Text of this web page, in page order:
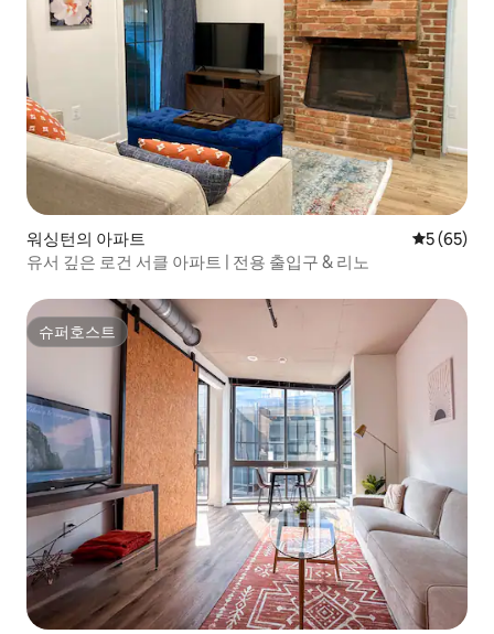
워싱턴의 아파트 평점 5점(5
5 (65)
유서 깊은 로건 서클 아파트 | 전용 출입구 & 리노
슈퍼호스트
슈퍼호스트